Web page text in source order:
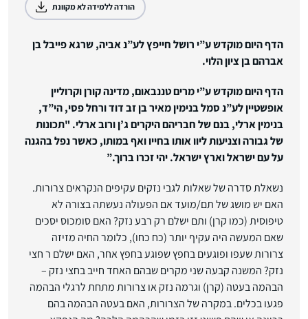
הורדה ללמידה לא מקוונת
הדף היום מוקדש ע”י רושל חייפץ לע”נ אביה, שרגא פייבל בן
אברהם בן ציון הלוי.
הדף היום מוקדש ע”י מרים טננבאום, מדינה קורן וקרוליין
אופשטיין לע”נ סמל בנימין מאיר בן זב דוד ורחל פסי, הי”ד,
בנימין ארלי, בנם של חבריהם היקרים ג’ן ורוב ארלי. "תכונות
של גבורה וצניעות ליוו אותו בחייו ואף במותו, כאשר נפל בהגנה
על עם ישראל וארץ ישראל. יהי זכרו ברוך.”
נשאלת סדרה של שאלות לגבי נזקים עקיפים הנקראים צרורות.
האם יש מושג של תם/מועד אם הפעולה נעשתה בצורה לא
טיפוסית (כמו קרן) ותם ישלם רק רבע נזק? האם סומכוס יסכים
שאם המעשה היה עקיף יותר (כח כחו), כלומר החיה מזיזה
צרורות שעפו ופוגעים בחפץ שפוגע בחפץ אחר, האם ישלם ר חצי
נזק? המשנה קבעה שני מקרים שבהם האחד חייב בחצי נזק –
הבהמה בעטה (קרן) וגרמה נזק או צרורות מתחת לרגלי הבהמה
פגעו בכלים. במקרה של הצרורות, האם בעטה הבהמה בהם